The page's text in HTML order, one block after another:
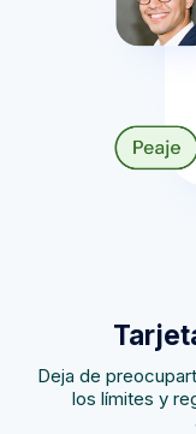
Deja de
los límites y